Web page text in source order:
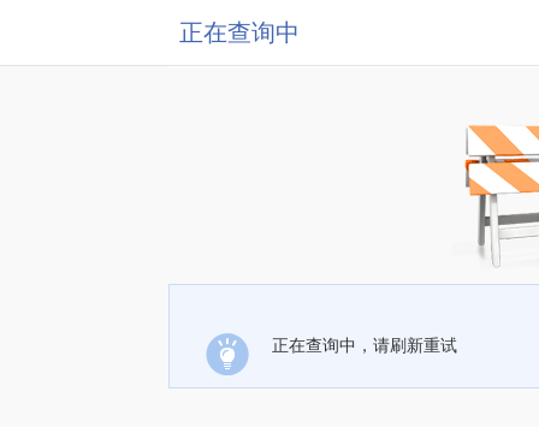
正在查询中
正在查询中，请刷新重试